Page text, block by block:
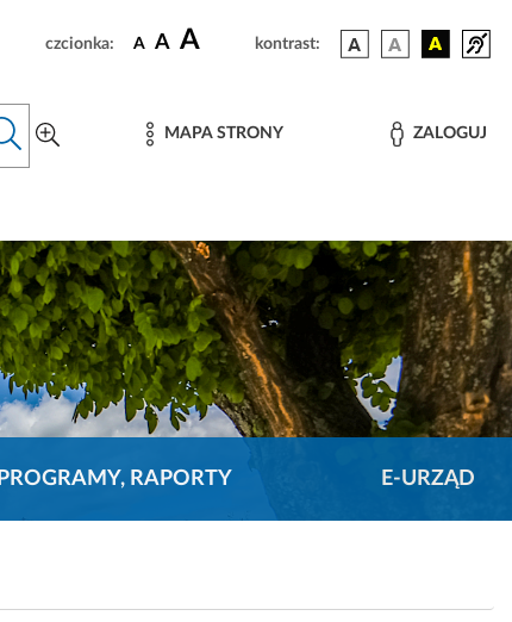
czcionka: A A A kontrast:
MAPA STRONY ZALOGUJ
RAPORTY E-URZĄD